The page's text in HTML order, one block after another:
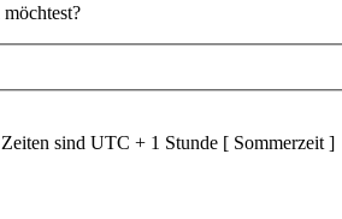
sind UTC + 1 Stunde [ Sommerzeit ]